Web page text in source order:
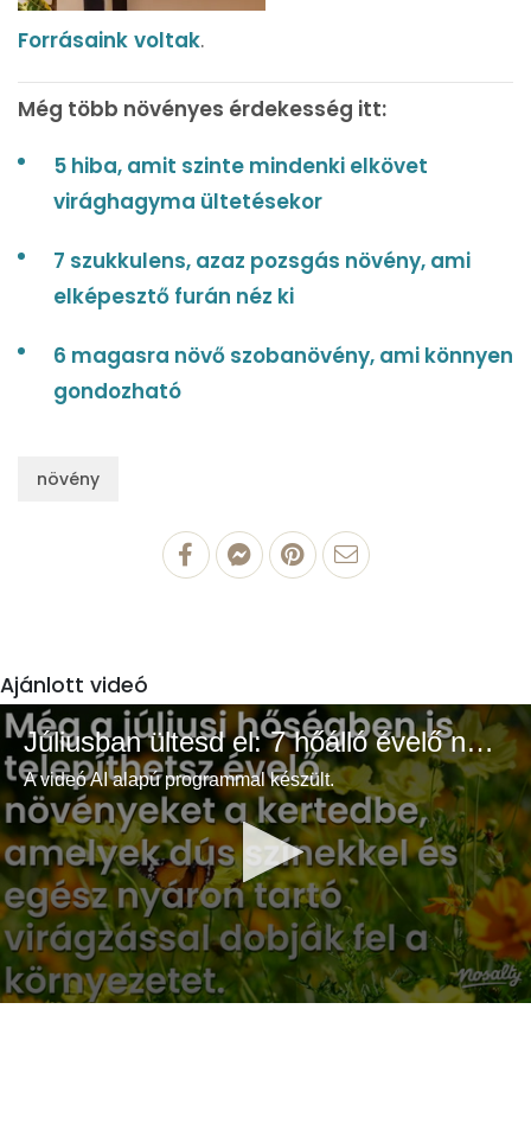
Forrásaink voltak.
Még több növényes érdekesség itt:
5 hiba, amit szinte mindenki elkövet
virághagyma ültetésekor
7 szukkulens, azaz pozsgás növény, ami
elképesztő furán néz ki
6 magasra növő szobanövény, ami könnyen
gondozható
növény
Ajánlott videó
Júliusban ültesd el: 7 hőálló évelő növény a színes és buja kertért
A videó AI alapú programmal készült.